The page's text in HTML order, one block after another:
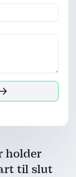
holder
til slut